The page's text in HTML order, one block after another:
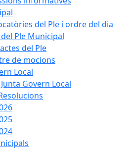
del Ple i ordre del dia
Ple Municipal
del Ple
de mocions
Local
Govern Local